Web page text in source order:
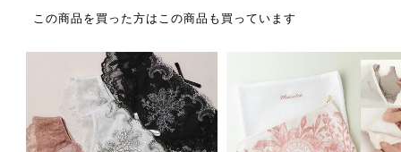
この商品を買った方はこの商品も買っています